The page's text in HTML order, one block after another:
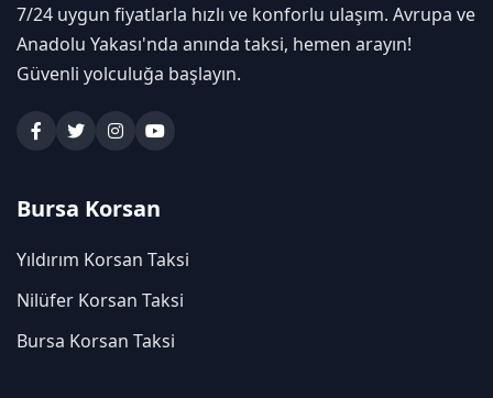
7/24 uygun fiyatlarla hızlı ve konforlu ulaşım. Avrupa ve
Anadolu Yakası'nda anında taksi, hemen arayın!
Güvenli yolculuğa başlayın.
Bursa Korsan
Yıldırım Korsan Taksi
Nilüfer Korsan Taksi
Bursa Korsan Taksi